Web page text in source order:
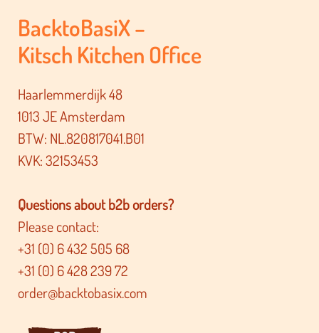
BacktoBasiX –
Kitsch Kitchen Office
Haarlemmerdijk 48
1013 JE Amsterdam
BTW: NL.820817041.B01
KVK: 32153453
Questions about b2b orders?
Please contact:
+31 (0) 6 432 505 68
+31 (0) 6 428 239 72
order@backtobasix.com